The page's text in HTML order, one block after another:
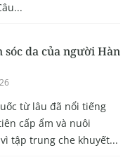
sóc da của người Hàn
từ lâu đã nổi tiếng
cấp ẩm và nuôi
tập trung che khuyết...